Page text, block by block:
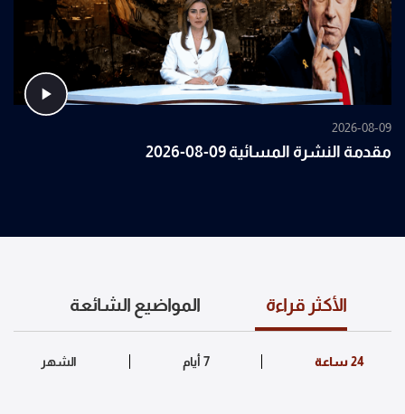
2026-08-09
مقدمة النشرة المسائية 09-08-2026
الأكثر قراءة المواضيع الشائعة